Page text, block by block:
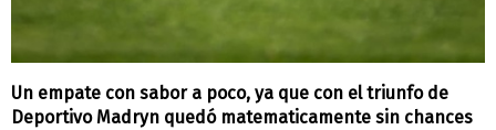
Un empate con sabor a poco, ya que con el triunfo de
Deportivo Madryn quedó matematicamente sin chances